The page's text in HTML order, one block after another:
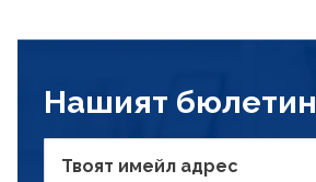
Нашият бюлетин
Твоят имейл адрес